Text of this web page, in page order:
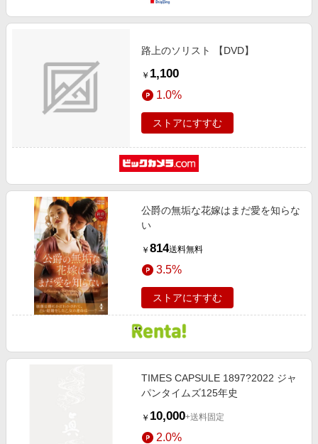
路上のソリスト 【DVD】
￥ 1,100
1.0%
ストアにすすむ
公爵の無垢な花嫁はまだ愛を知らな
い
￥ 814送料無料
3.5%
ストアにすすむ
TIMES CAPSULE 1897?2022 ジャ
パンタイムズ125年史
￥ 10,000+送料固定
2.0%